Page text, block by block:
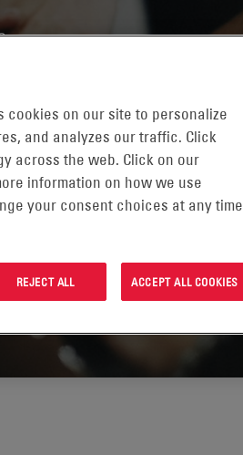
los
on our site to personalize
and analyzes our traffic. Click
across the web. Click on our
information on how we use
your consent choices at any time
REJECT ALL ACCEPT ALL COOKIES